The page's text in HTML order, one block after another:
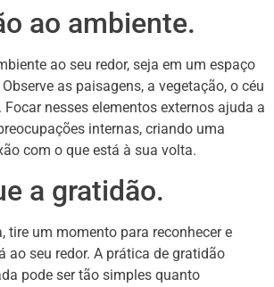
ao ambiente.
ao seu redor, seja em um espaço
as paisagens, a vegetação, o céu
nesses elementos externos ajuda a
internas, criando uma
com o que está à sua volta.
a gratidão.
tire um momento para reconhecer e
ao seu redor. A prática de gratidão
pode ser tão simples quanto